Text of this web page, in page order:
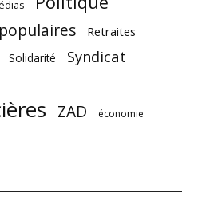
Retraites
Solidarité Syndicat
ZAD économie